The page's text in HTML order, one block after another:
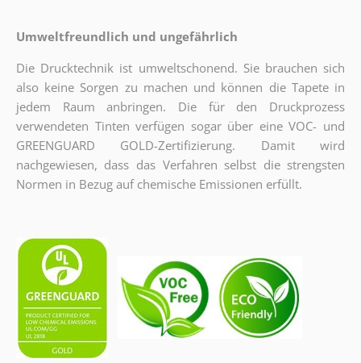
Umweltfreundlich und ungefährlich
Die Drucktechnik ist umweltschonend. Sie brauchen sich
also keine Sorgen zu machen und können die Tapete in
jedem Raum anbringen. Die für den Druckprozess
verwendeten Tinten verfügen sogar über eine VOC- und
GREENGUARD GOLD-Zertifizierung. Damit wird
nachgewiesen, dass das Verfahren selbst die strengsten
Normen in Bezug auf chemische Emissionen erfüllt.